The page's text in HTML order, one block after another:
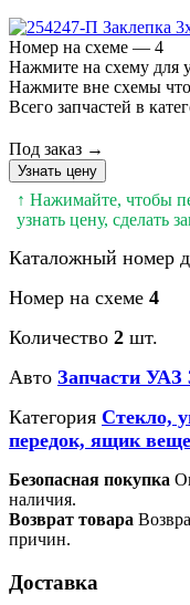
Номер на схеме — 4
Нажмите на схему для
Нажмите вне схемы
Всего запчастей в
Под заказ →
Узнать цену
↑ Нажимайте, чтобы
узнать цену, сделать
Каталожный номер
Номер на схеме 4
Количество 2 шт.
Авто Запчасти УАЗ
Категория Стекло,
передок, ящик
Безопасная покупка
наличия.
Возврат товара
причин.
Доставка